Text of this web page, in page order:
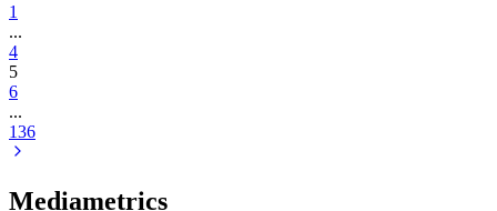
1
...
4
5
6
...
136
Mediametrics